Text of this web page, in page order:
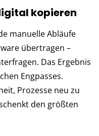
kopieren
manuelle Abläufe
übertragen –
Das Ergebnis
Engpasses.
Prozesse neu zu
den größten